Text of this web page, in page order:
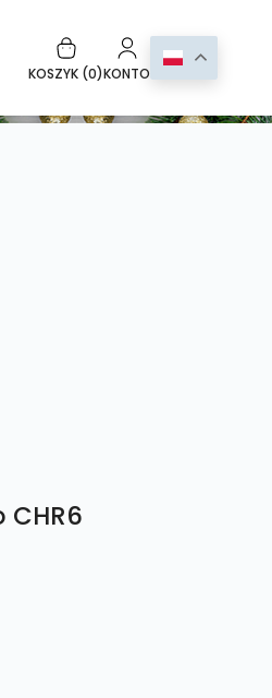
KOSZYK (0)KONTO